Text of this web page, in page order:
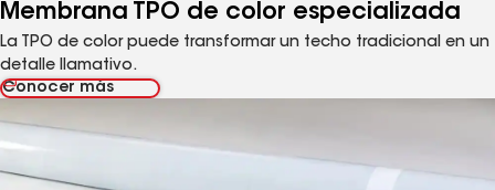
Membrana TPO de color especializada
La TPO de color puede transformar un techo tradicional en un
detalle llamativo.
Conocer más